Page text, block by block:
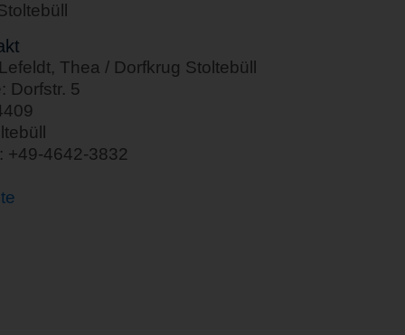
Thea / Dorfkrug Stoltebüll
Dorfstr. 5
+49-4642-3832